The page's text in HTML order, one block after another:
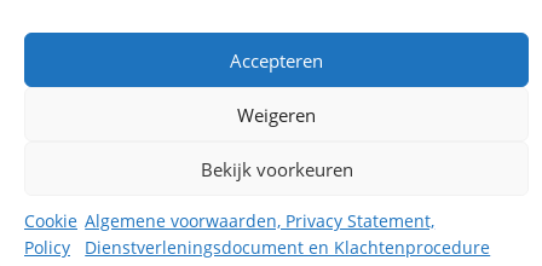
Accepteren
Weigeren
Bekijk voorkeuren
Cookie
Policy
Algemene voorwaarden, Privacy Statement,
Dienstverleningsdocument en Klachtenprocedure
Statement, Dienstverleningsdocument en
Klachtenprocedure